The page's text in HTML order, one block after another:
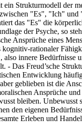
ein Strukturmodell der
"Es", "Ich" und
das "Es" die
der Psyche, so
Ansprüche eines
rationaler
innere Bedürfnisse
- Das Freud’sche
Entwicklung
geblieben ist die
Ansprüche
bleiben. Unbewusst
den eigenen
Erleben und